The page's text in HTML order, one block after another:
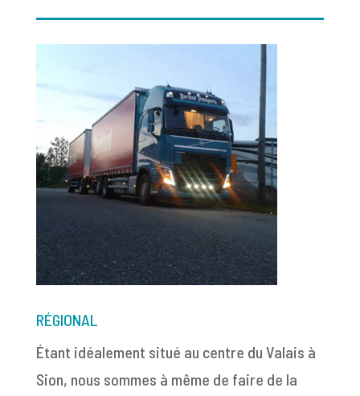
RÉGIONAL
Étant idéalement situé au centre du Valais à
Sion, nous sommes à même de faire de la